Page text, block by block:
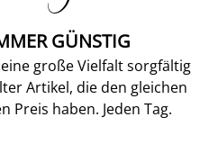
GÜNSTIG
große Vielfalt sorgfältig
Artikel, die den gleichen
Preis haben. Jeden Tag.